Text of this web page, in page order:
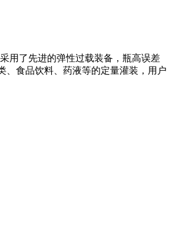
用了先进的弹性过载装备，瓶高误差
、食品饮料、药液等的定量灌装，用户